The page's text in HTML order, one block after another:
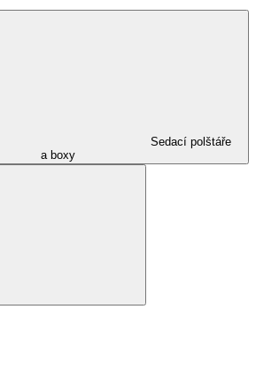
Sedací polštáře
a boxy